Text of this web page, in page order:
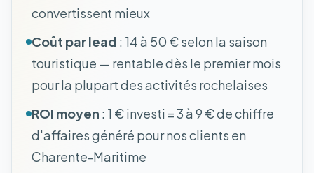
convertissent mieux
Coût par lead : 14 à 50 € selon la saison
touristique — rentable dès le premier mois
pour la plupart des activités rochelaises
ROI moyen : 1 € investi = 3 à 9 € de chiffre
d'affaires généré pour nos clients en
Charente-Maritime